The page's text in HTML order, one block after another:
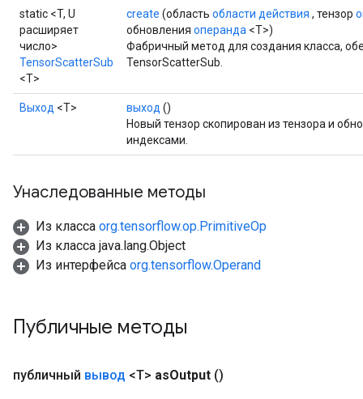
static <T, U
расширяет
число>
TensorScatterSub
<T>
create (область области действия , тензор
обновления операнда <T>)
Фабричный метод для создания класса,
TensorScatterSub.
Выход <Т> выход ()
Новый тензор скопирован из тензора и
индексами.
Унаследованные методы
Из класса org.tensorflow.op.PrimitiveOp
Из класса java.lang.Object
Из интерфейса org.tensorflow.Operand
Публичные методы
публичный вывод <T> asOutput ()